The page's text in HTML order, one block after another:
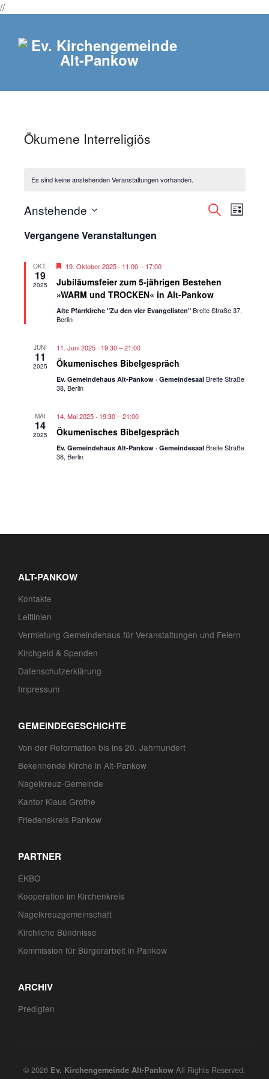
//
Ökumene Interreligiös
Es sind keine anstehenden Veranstaltungen vorhanden.
Suche Liste
Anstehende
wählen.
Vergangene Veranstaltungen
OKT.
19
2025
Hervorgehoben
19. Oktober 2025 · 11:00– 17:00
Jubiläumsfeier zum 5-jährigen Bestehen
»WARM und TROCKEN« in Alt-Pankow
Alte Pfarrkirche "Zu den vier Evangelisten" Breite Straße 37,
Berlin
JUNI
11
2025
11. Juni 2025 · 19:30–21:00
Ökumenisches Bibelgespräch
Ev. Gemeindehaus Alt-Pankow · Gemeindesaal Breite Straße
38, Berlin
MAI
14
2025
14. Mai 2025 · 19:30–21:00
Ökumenisches Bibelgespräch
Ev. Gemeindehaus Alt-Pankow · Gemeindesaal Breite Straße
38, Berlin
ALT-PANKOW
Kontakte
Leitlinien
Vermietung Gemeindehaus für Veranstaltungen und Feiern
Kirchgeld & Spenden
Datenschutzerklärung
Impressum
GEMEINDEGESCHICHTE
Von der Reformation bis ins 20. Jahrhundert
Bekennende Kirche in Alt-Pankow
Nagelkreuz-Gemeinde
Kantor Klaus Grothe
Friedenskreis Pankow
PARTNER
EKBO
Kooperation im Kirchenkreis
Nagelkreuzgemeinschaft
Kirchliche Bündnisse
Kommission für Bürgerarbeit in Pankow
ARCHIV
Predigten
© 2026 Ev. Kirchengemeinde Alt-Pankow All Rights Reserved.